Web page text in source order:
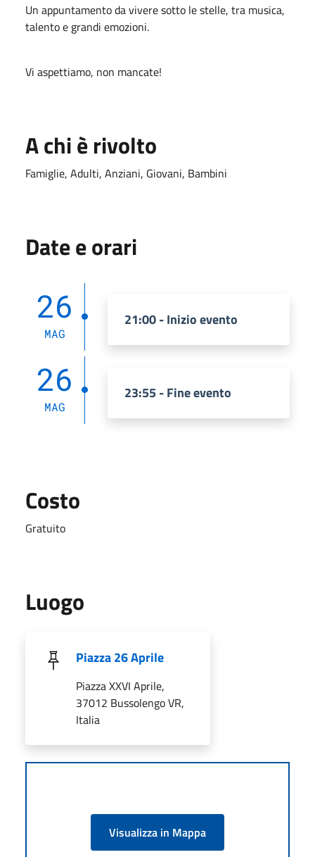
Un appuntamento da vivere sotto le stelle, tra musica,
talento e grandi emozioni.
Vi aspettiamo, non mancate!
A chi è rivolto
Famiglie, Adulti, Anziani, Giovani, Bambini
Date e orari
26
MAG
21:00 - Inizio evento
26
MAG
23:55 - Fine evento
Costo
Gratuito
Luogo
Piazza 26 Aprile
Piazza XXVI Aprile,
37012 Bussolengo VR,
Italia
Visualizza in Mappa